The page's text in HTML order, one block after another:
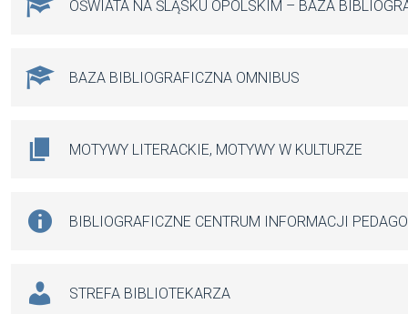
OŚWIATA NA ŚLĄSKU OPOLSKIM – BAZA
BAZA BIBLIOGRAFICZNA OMNIBUS
MOTYWY LITERACKIE, MOTYWY W KULTURZE
BIBLIOGRAFICZNE CENTRUM INFORMACJI
STREFA BIBLIOTEKARZA